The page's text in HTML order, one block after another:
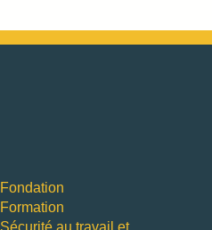
Fondation
Formation